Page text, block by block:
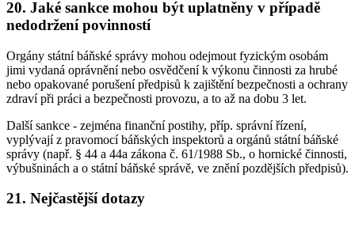
20. Jaké sankce mohou být uplatněny v případě
nedodržení povinností
Orgány státní báňské správy mohou odejmout fyzickým osobám
jimi vydaná oprávnění nebo osvědčení k výkonu činnosti za hrubé
nebo opakované porušení předpisů k zajištění bezpečnosti a ochrany
zdraví při práci a bezpečnosti provozu, a to až na dobu 3 let.
Další sankce - zejména finanční postihy, příp. správní řízení,
vyplývají z pravomocí báňských inspektorů a orgánů státní báňské
správy (např. § 44 a 44a zákona č. 61/1988 Sb., o hornické činnosti,
výbušninách a o státní báňské správě, ve znění pozdějších předpisů).
21. Nejčastější dotazy